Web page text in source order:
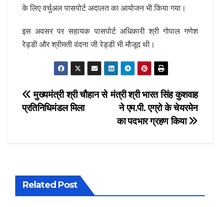
के लिए वर्चुअल पासपोर्ट अदालत का आयोजन भी किया गया।
इस अवसर पर सहायक पासपोर्ट अधिकारी श्री गोपाल गणेश
रेड्डी और श्रीमती वंदना जी रेड्डी भी मौजूद थी।
Post
navigation
मंत्री श्री भारत सिंह कुशवाह
ने एम.पी. एग्रो के चेयरमेन
का पदभार ग्रहण किया
मुख्यमंत्री श्री चौहान से
प्रतिनिधिमंडल मिला
Related Post